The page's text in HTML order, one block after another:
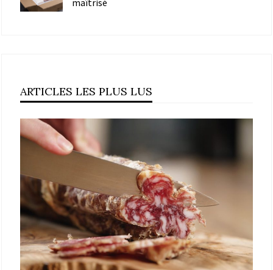
maîtrisé
ARTICLES LES PLUS LUS